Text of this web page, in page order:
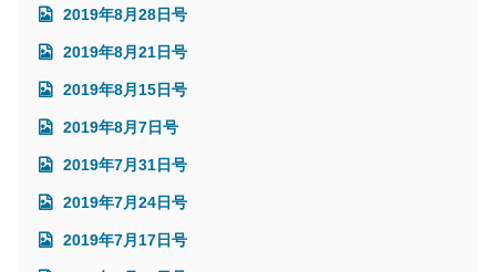
2019年8月28日号
2019年8月21日号
2019年8月15日号
2019年8月7日号
2019年7月31日号
2019年7月24日号
2019年7月17日号